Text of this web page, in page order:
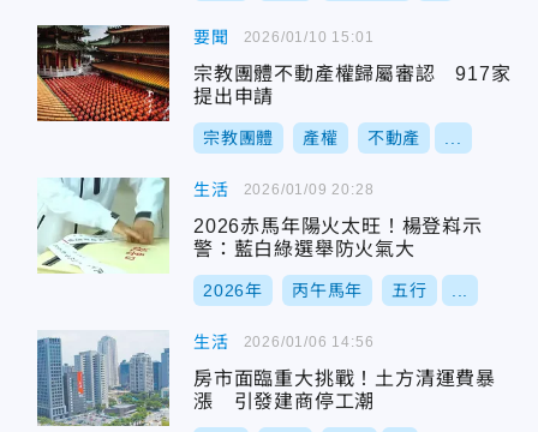
要聞
宗教團體不動產權歸屬審認 917家
提出申請
宗教團體 產權 不動產
2026/01/10 15:01
生活
2026赤馬年陽火太旺！楊登嵙示
警：藍白綠選舉防火氣大
2026年 丙午馬年 五行
2026/01/09 20:28
生活
房市面臨重大挑戰！土方清運費暴
漲 引發建商停工潮
2026/01/06 14:56